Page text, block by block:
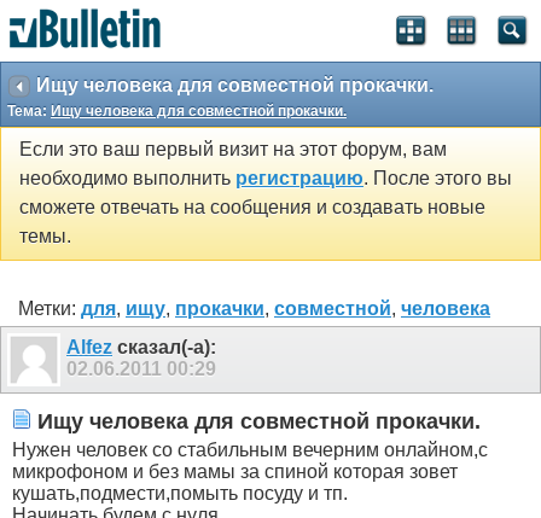
Ищу человека для совместной прокачки.
Тема: Ищу человека для совместной прокачки.
Если это ваш первый визит на этот форум, вам
необходимо выполнить регистрацию. После этого вы
сможете отвечать на сообщения и создавать новые
темы.
Метки: для, ищу, прокачки, совместной, человека
Alfez сказал(-а):
02.06.2011 00:29
Ищу человека для совместной прокачки.
Нужен человек со стабильным вечерним онлайном,с
микрофоном и без мамы за спиной которая зовет
кушать,подмести,помыть посуду и тп.